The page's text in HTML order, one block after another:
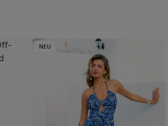
NEU